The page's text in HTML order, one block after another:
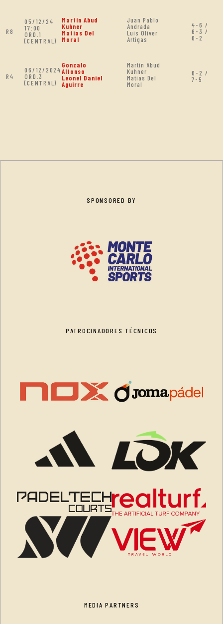
R8
05/12/24
17:00
ORD.1
(CENTRAL)
Martín Abud
Kuhner
Matias Del
Moral
Juan Pablo
Andrada
Luis Oliver
Artigas
4-6 /
6-3 /
6-2
R4
06/12/2024
ORD.3
(CENTRAL)
Gonzalo
Alfonso
Leonel Daniel
Aguirre
Martín Abud
Kuhner
Matias Del
Moral
6-2 /
7-5
SPONSORED BY
PATROCINADORES TÉCNICOS
MEDIA PARTNERS